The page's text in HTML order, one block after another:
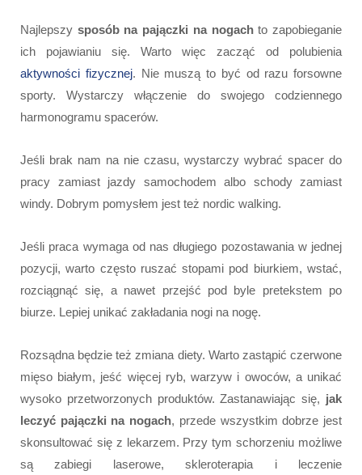
Najlepszy sposób na pajączki na nogachto zapobieganie
ich pojawianiu się. Warto więc zacząć od polubienia
aktywności fizycznej. Nie muszą to być od razu forsowne
sporty. Wystarczy włączenie do swojego codziennego
harmonogramu spacerów.
Jeśli brak nam na nie czasu, wystarczy wybrać spacer do
pracy zamiast jazdy samochodem albo schody zamiast
windy. Dobrym pomysłem jest też nordic walking.
Jeśli praca wymaga od nas długiego pozostawania w jednej
pozycji, warto często ruszać stopami pod biurkiem, wstać,
rozciągnąć się, a nawet przejść pod byle pretekstem po
biurze. Lepiej unikać zakładania nogi na nogę.
Rozsądna będzie też zmiana diety. Warto zastąpić czerwone
mięso białym, jeść więcej ryb, warzyw i owoców, a unikać
wysoko przetworzonych produktów. Zastanawiając się, jak
leczyć pajączki na nogach, przede wszystkim dobrze jest
skonsultować się z lekarzem. Przy tym schorzeniu możliwe
są zabiegi laserowe, skleroterapia i leczenie